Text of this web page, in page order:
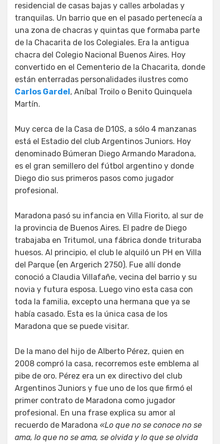
residencial de casas bajas y calles arboladas y
tranquilas. Un barrio que en el pasado pertenecía a
una zona de chacras y quintas que formaba parte
de la Chacarita de los Colegiales. Era la antigua
chacra del Colegio Nacional Buenos Aires. Hoy
convertido en el Cementerio de la Chacarita, donde
están enterradas personalidades ilustres como
Carlos Gardel, Aníbal Troilo o Benito Quinquela
Martín.
Muy cerca de la Casa de D10S, a sólo 4 manzanas
está el Estadio del club Argentinos Juniors. Hoy
denominado Búmeran Diego Armando Maradona,
es el gran semillero del fútbol argentino y donde
Diego dio sus primeros pasos como jugador
profesional.
Maradona pasó su infancia en Villa Fiorito, al sur de
la provincia de Buenos Aires. El padre de Diego
trabajaba en Tritumol, una fábrica donde trituraba
huesos. Al principio, el club le alquiló un PH en Villa
del Parque (en Argerich 2750). Fue allí donde
conoció a Claudia Villafañe, vecina del barrio y su
novia y futura esposa. Luego vino esta casa con
toda la familia, excepto una hermana que ya se
había casado. Esta es la única casa de los
Maradona que se puede visitar.
De la mano del hijo de Alberto Pérez, quien en
2008 compró la casa, recorremos este emblema al
pibe de oro. Pérez era un ex directivo del club
Argentinos Juniors y fue uno de los que firmó el
primer contrato de Maradona como jugador
profesional. En una frase explica su amor al
recuerdo de Maradona «Lo que no se conoce no se
ama, lo que no se ama, se olvida y lo que se olvida